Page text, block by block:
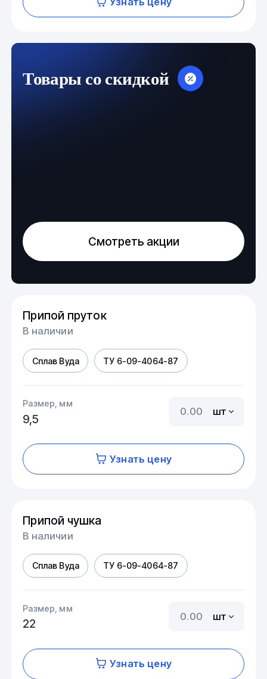
Товары со скидкой
Смотреть акции
Припой пруток
В наличии
Сплав Вуда ТУ 6-09-4064-87
Размер, мм
9,5
шт
Узнать цену
Припой чушка
В наличии
Сплав Вуда ТУ 6-09-4064-87
Размер, мм
22
шт
Узнать цену